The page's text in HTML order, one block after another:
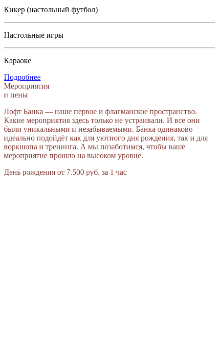
Кикер (настольный футбол)
Настольные игры
Караоке
Подробнее
Мероприятия
и цены
Лофт Банка — наше первое и флагманское пространство.
Какие мероприятия здесь только не устраивали. И все они
были уникальными и незабываемыми. Банка одинаково
идеально подойдёт как для уютного дня рождения, так и для
воркшопа и тренинга. А мы позаботимся, чтобы ваше
мероприятие прошло на высоком уровне.
День рождения от 7.500 руб. за 1 час